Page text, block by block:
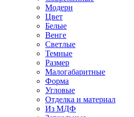
Модерн
Цвет
Белые
Венге
Светлые
Темные
Размер
Малогабаритные
Форма
Угловые
Отделка и материал
Из МДФ